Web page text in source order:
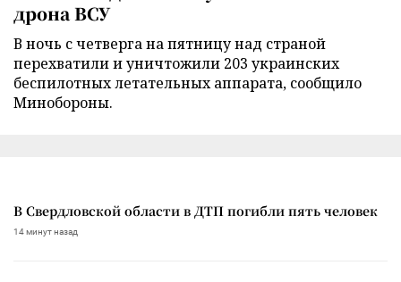
дрона ВСУ
В ночь с четверга на пятницу над страной
перехватили и уничтожили 203 украинских
беспилотных летательных аппарата, сообщило
Минобороны.
В Свердловской области в ДТП погибли пять человек
14 минут назад